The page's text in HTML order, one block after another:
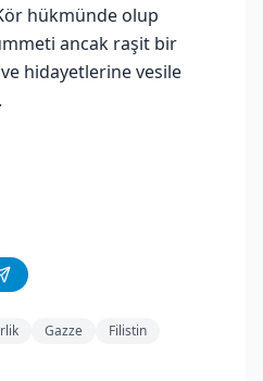
hükmünde olup
ancak raşit bir
hidayetlerine vesile
Gazze
Filistin